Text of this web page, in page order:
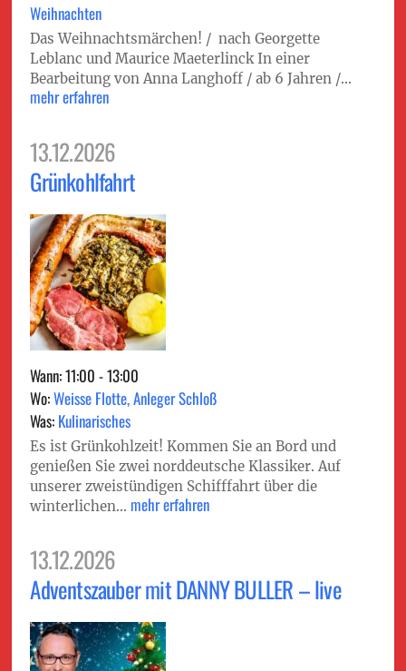
Weihnachten
Das Weihnachtsmärchen! / nach Georgette
Leblanc und Maurice Maeterlinck In einer
Bearbeitung von Anna Langhoff / ab 6 Jahren /...
mehr erfahren
13.12.2026
Grünkohl­fahrt
Wann: 11:00 - 13:00
Wo:Weisse Flotte, Anleger Schloß
Was: Kulinarisches
Es ist Grünkohlzeit! Kommen Sie an Bord und
genießen Sie zwei norddeutsche Klassiker. Auf
unserer zweistündigen Schifffahrt über die
winterlichen... mehr erfahren
13.12.2026
Adventszauber mit DANNY BULLER – live